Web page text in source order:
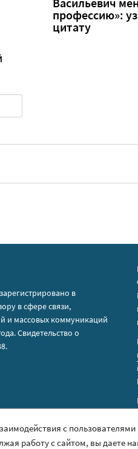
Васильевич
профессию»:
цитату
в
в сфере связи,
и массовых коммуникаций
Свидетельство о
данных
с
работу с сайтом, вы даете